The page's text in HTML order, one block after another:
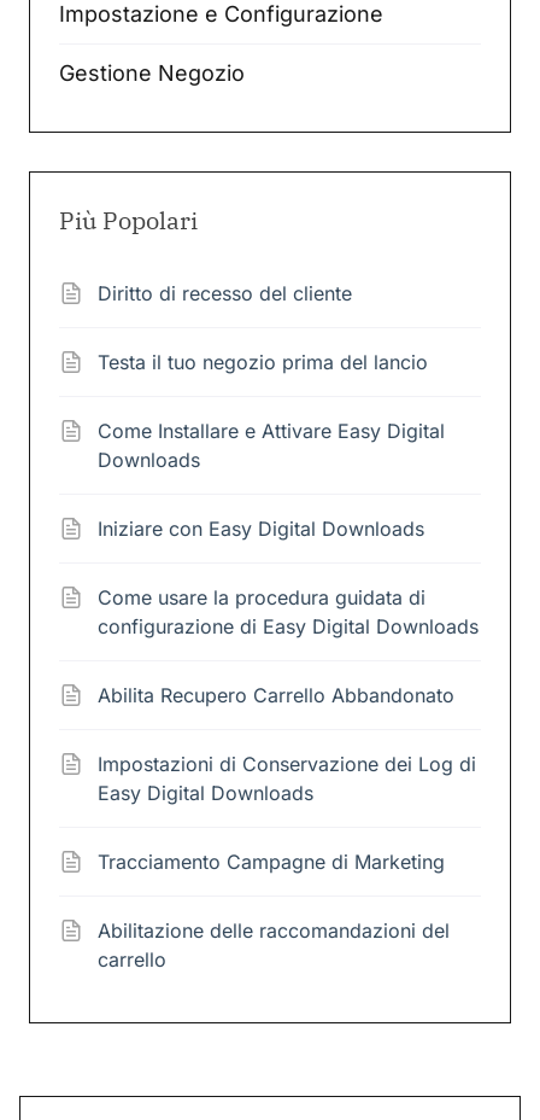
Impostazione e Configurazione
Gestione Negozio
Più Popolari
Diritto di recesso del cliente
Testa il tuo negozio prima del lancio
Come Installare e Attivare Easy Digital
Downloads
Iniziare con Easy Digital Downloads
Come usare la procedura guidata di
configurazione di Easy Digital Downloads
Abilita Recupero Carrello Abbandonato
Impostazioni di Conservazione dei Log di
Easy Digital Downloads
Tracciamento Campagne di Marketing
Abilitazione delle raccomandazioni del
carrello